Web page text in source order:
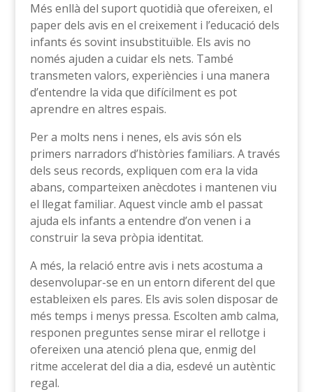
Més enllà del suport quotidià que ofereixen, el
paper dels avis en el creixement i l’educació dels
infants és sovint insubstituïble. Els avis no
només ajuden a cuidar els nets. També
transmeten valors, experiències i una manera
d’entendre la vida que difícilment es pot
aprendre en altres espais.
Per a molts nens i nenes, els avis són els
primers narradors d’històries familiars. A través
dels seus records, expliquen com era la vida
abans, comparteixen anècdotes i mantenen viu
el llegat familiar. Aquest vincle amb el passat
ajuda els infants a entendre d’on venen i a
construir la seva pròpia identitat.
A més, la relació entre avis i nets acostuma a
desenvolupar-se en un entorn diferent del que
estableixen els pares. Els avis solen disposar de
més temps i menys pressa. Escolten amb calma,
responen preguntes sense mirar el rellotge i
ofereixen una atenció plena que, enmig del
ritme accelerat del dia a dia, esdevé un autèntic
regal.